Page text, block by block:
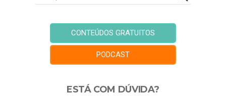
CONTEÚDOS GRATUITOS
PODCAST
ESTÁ COM DÚVIDA?